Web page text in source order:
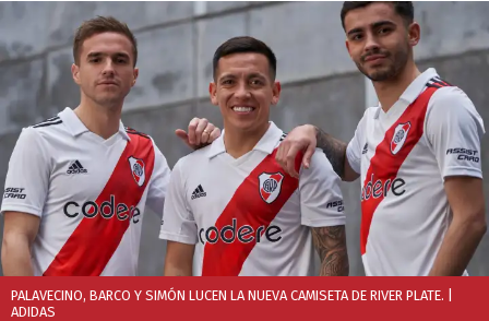
PALAVECINO, BARCO Y SIMÓN LUCEN LA NUEVA CAMISETA DE RIVER PLATE.
ADIDAS